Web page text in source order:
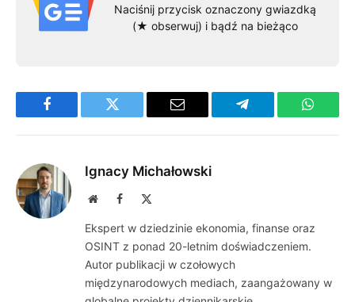
Naciśnij przycisk oznaczony gwiazdką
(★ obserwuj) i bądź na bieżąco
Facebook Twitter Email Telegram
Ignacy Michałowski
WebsiteFacebook
Ekspert w dziedzinie ekonomia, finanse oraz
OSINT z ponad 20-letnim doświadczeniem.
Autor publikacji w czołowych
międzynarodowych mediach, zaangażowany w